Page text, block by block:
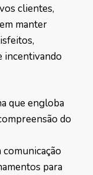
clientes,
manter
incentivando
que engloba
do
para